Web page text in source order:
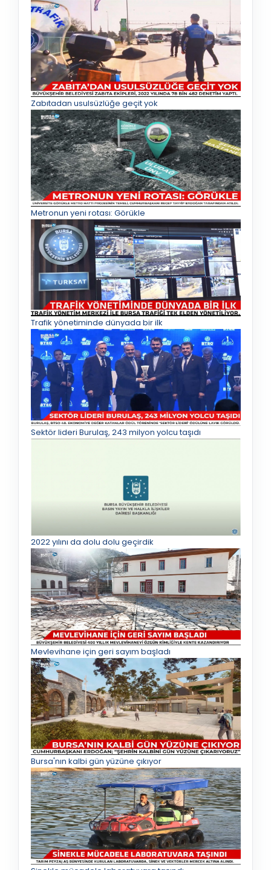
Zabıtadan usulsüzlüğe geçit yok
Metronun yeni rotası: Görükle
Trafik yönetiminde dünyada bir ilk
Sektör lideri Burulaş, 243 milyon yolcu taşıdı
2022 yılını da dolu dolu geçirdik
Mevlevihane için geri sayım başladı
Bursa'nın kalbi gün yüzüne çıkıyor